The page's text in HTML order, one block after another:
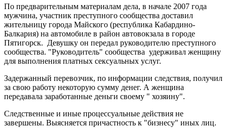
По предварительным материалам дела, в начале 2007 года
мужчина, участник преступного сообщества доставил
жительницу города Майского (республика Кабардино-
Балкария) на автомобиле в район автовокзала в городе
Пятигорск. Девушку он передал руководителю преступного
сообщества. "Руководитель" сообщества удерживал женщину
для выполнения платных сексуальных услуг.
Задержанный перевозчик, по информации следствия, получил
за свою работу некоторую сумму денег. А женщина
передавала заработанные деньги своему " хозяину".
Следственные и иные процессуальные действия не
завершены. Выясняется причастность к "бизнесу" иных лиц.